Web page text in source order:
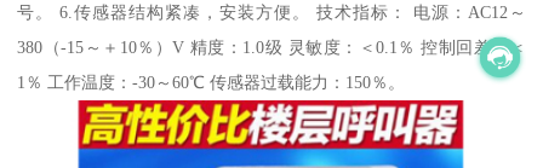
号。 6.传感器结构紧凑，安装方便。 技术指标： 电源：AC12～
380（-15～＋10％）V 精度：1.0级 灵敏度：＜0.1％ 控制回差：＜
1％ 工作温度：-30～60℃ 传感器过载能力：150％。